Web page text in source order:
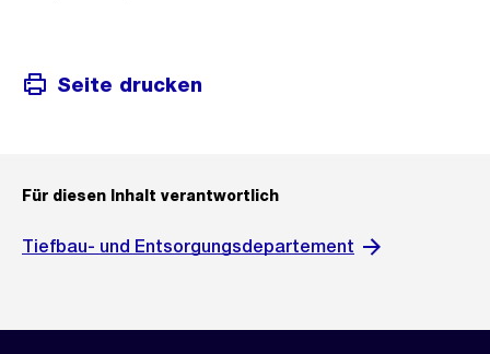
Seite drucken
Für diesen Inhalt verantwortlich
Tiefbau- und Entsorgungsdepartement